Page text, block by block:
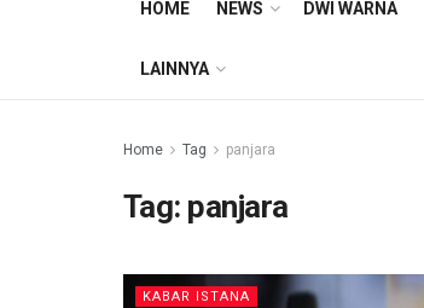
HOME NEWS DWI WARNA
LAINNYA
Home Tag panjara
Tag: panjara
KABAR ISTANA